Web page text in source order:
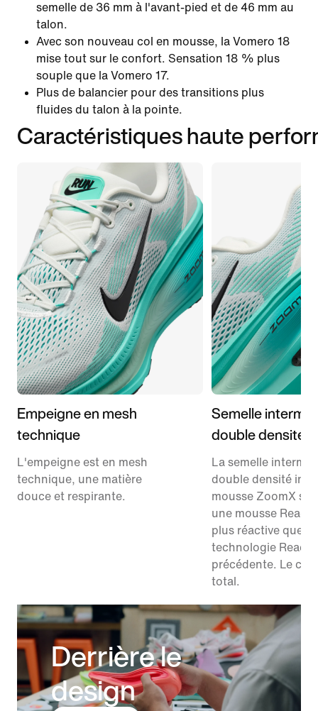
semelle de 36 mm à l'avant-pied et de 46 mm au
talon.
Avec son nouveau col en mousse, la Vomero 18
mise tout sur le confort. Sensation 18 % plus
souple que la Vomero 17.
Plus de balancier pour des transitions plus
fluides du talon à la pointe.
Caractéristiques haute
Empeigne en mesh
technique
L'empeigne est en mesh
technique, une matière
douce et respirante.
Semelle
double densité
La semelle
double densité
mousse ZoomX
une mousse
plus réactive que la
technologie React
précédente. Le
total.
Derrière le
design